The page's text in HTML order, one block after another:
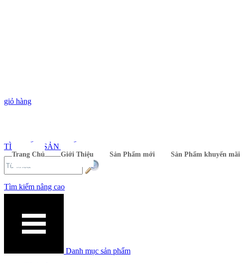
giỏ hàng
Trang Chủ Giới Thiệu Sản Phẩm mới Sản Phẩm khuyến mãi
TÌM KIẾM SẢN PHẨM
Tìm kiếm nâng cao
Danh mục sản phẩm